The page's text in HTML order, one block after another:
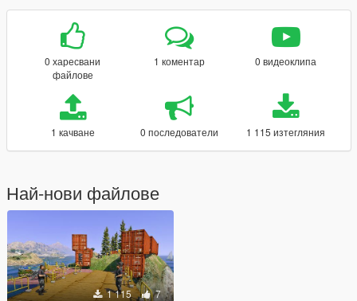
0 харесвани
файлове
1 коментар 0 видеоклипа
1 качване 0 последователи 1 115 изтегляния
Най-нови файлове
1 115 7